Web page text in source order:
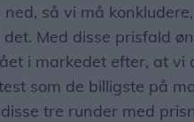
ned, så vi må
det. Med disse prisfald
i markedet efter, at
som de billigste på
tre runder med